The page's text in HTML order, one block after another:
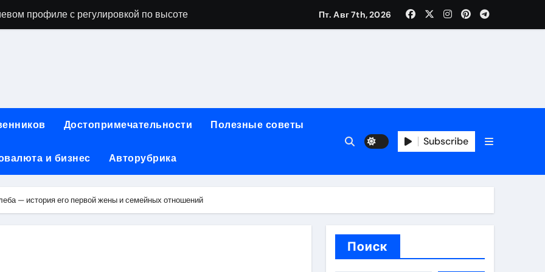
профиле с регулировкой по высоте
базальтовых огнеупорных матов
без верификации и участия банков с возможностью пополнения криптовалютой
проблемных угольных предприятий
и офисы продаж турагентств в России
Пт. Авг 7th, 2026
Достопримечательности Полезные советы
и бизнес Авторубрика
Subscribe
— история его первой жены и семейных отношений
Поиск